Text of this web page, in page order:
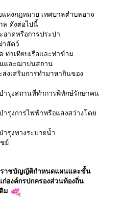
ห่งกฎหมาย เทศบาลตำบลอาจ
ล ดังต่อไปนี้
อการประปา
ตว์
เรือและท่าข้าม
าปนสถาน
ารทำมาหากินของ
ที่ทำการพิทักษ์รักษาคน
ฟฟ้าหรือแสงสว่างโดย
งระบายน้ำ
ราชบัญญัติกำหนดแผนและขั้น
องค์กรปกครองส่วนท้องถิ่น
ม